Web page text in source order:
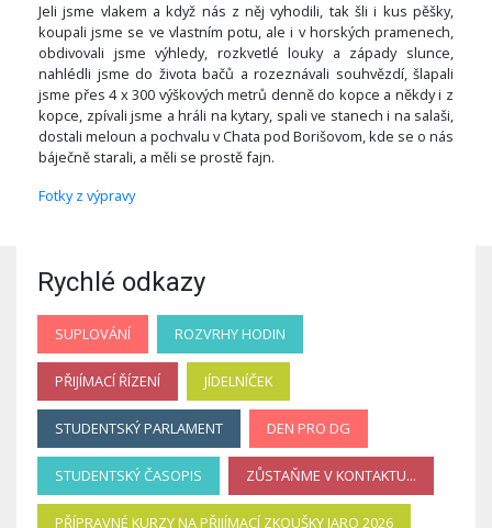
Jeli jsme vlakem a když nás z něj vyhodili, tak šli i kus pěšky,
koupali jsme se ve vlastním potu, ale i v horských pramenech,
obdivovali jsme výhledy, rozkvetlé louky a západy slunce,
nahlédli jsme do života bačů a rozeznávali souhvězdí, šlapali
jsme přes 4 x 300 výškových metrů denně do kopce a někdy i z
kopce, zpívali jsme a hráli na kytary, spali ve stanech i na salaši,
dostali meloun a pochvalu v Chata pod Borišovom, kde se o nás
báječně starali, a měli se prostě fajn.
Fotky z výpravy
Rychlé odkazy
SUPLOVÁNÍ ROZVRHY HODIN
PŘIJÍMACÍ ŘÍZENÍ JÍDELNÍČEK
STUDENTSKÝ PARLAMENT DEN PRO DG
STUDENTSKÝ ČASOPIS ZŮSTAŇME V KONTAKTU...
PŘÍPRAVNÉ KURZY NA PŘIJÍMACÍ ZKOUŠKY JARO 2026